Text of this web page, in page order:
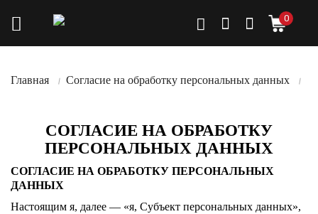
0
Главная Согласие на обработку персональных данных
СОГЛАСИЕ НА ОБРАБОТКУ
ПЕРСОНАЛЬНЫХ ДАННЫХ
СОГЛАСИЕ НА ОБРАБОТКУ ПЕРСОНАЛЬНЫХ
ДАННЫХ
Настоящим я, далее — «я, Субъект персональных данных»,